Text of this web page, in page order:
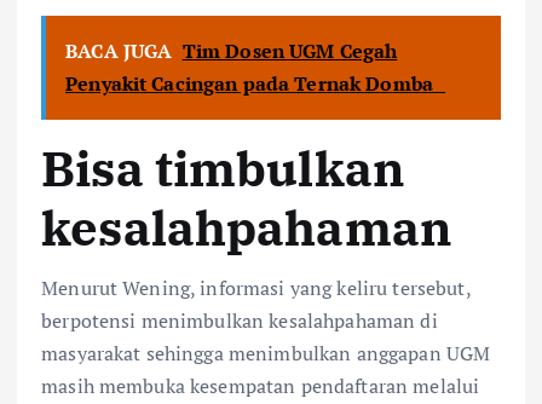
BACA JUGA Tim Dosen UGM Cegah
Penyakit Cacingan pada Ternak Domba
Bisa timbulkan
kesalahpahaman
Menurut Wening, informasi yang keliru tersebut,
berpotensi menimbulkan kesalahpahaman di
masyarakat sehingga menimbulkan anggapan UGM
masih membuka kesempatan pendaftaran melalui